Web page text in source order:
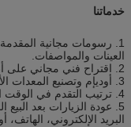
خدماتنا
1. رسومات مجانية
العينات والمواصفات.
2. اقتراح فني مجاني على أنماط التصميم في حين الضرورة.
3. أوديإم وتصنيع المعدات الأصلية المتاحة.
4. ترتيب التقدم في الوقت المناسب تحديث ونصح العملاء.
5. عودة الزيارات بعد
البريد الإلكتروني،